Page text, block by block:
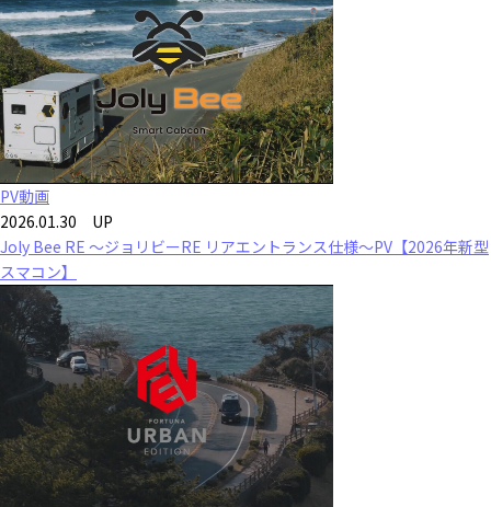
PV動画
2026.01.30 UP
Joly Bee RE ～ジョリビーRE リアエントランス仕様～PV【2026年新型
スマコン】